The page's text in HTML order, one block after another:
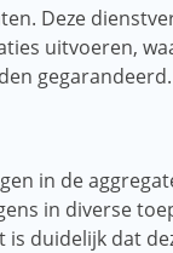
Deze
uitvoeren,
gegarandeerd.
in de
in diverse
duidelijk dat